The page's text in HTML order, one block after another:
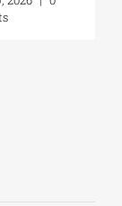
2026